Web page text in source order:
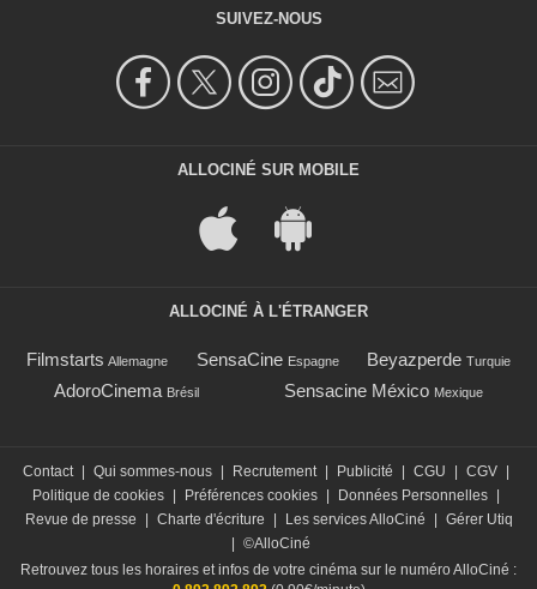
SUIVEZ-NOUS
ALLOCINÉ SUR MOBILE
ALLOCINÉ À L'ÉTRANGER
Filmstarts Allemagne SensaCine Espagne Beyazperde Turquie
AdoroCinema Brésil Sensacine México Mexique
Contact | Qui sommes-nous | Recrutement | Publicité | CGU | CGV |
Politique de cookies | Préférences cookies | Données Personnelles |
Revue de presse
| Charte d'écriture | Les services AlloCiné | Gérer Utiq
| ©AlloCiné
Retrouvez tous les horaires et infos de votre cinéma sur le numéro AlloCiné :